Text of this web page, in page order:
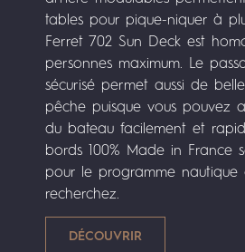
tables pour pique-niquer à
Ferret 702 Sun Deck est
personnes maximum. Le
sécurisé permet aussi de
pêche puisque vous pouvez
du bateau facilement et
bords 100% Made in France
pour le programme nautique
recherchez.